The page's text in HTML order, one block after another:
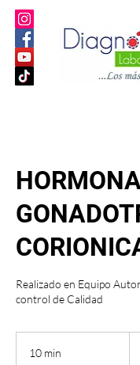
Realizado en Equipo
control de Calidad
10 min